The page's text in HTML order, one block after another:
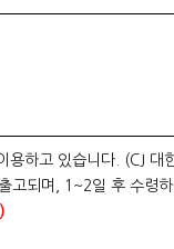
용하고 있습니다. (CJ 대
고되며, 1~2일 후 수령